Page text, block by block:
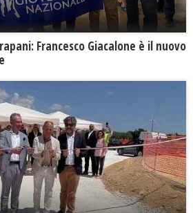
Francesco Giacalone è il nuovo